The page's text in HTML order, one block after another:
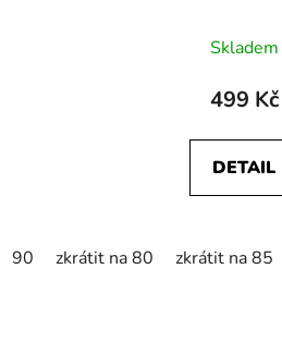
Skladem
499 Kč
DETAIL
90 zkrátit na 80 zkrátit na 85